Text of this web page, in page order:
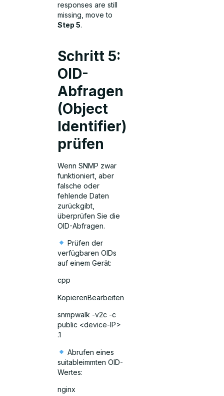
responses are still
missing, move to
Step 5.
Schritt 5:
OID-
Abfragen
(Object
Identifier)
prüfen
Wenn SNMP zwar
funktioniert, aber
falsche oder
fehlende Daten
zurückgibt,
überprüfen Sie die
OID-Abfragen.
Prüfen der
verfügbaren OIDs
auf einem Gerät:
cpp
KopierenBearbeiten
snmpwalk -v2c -c
public <device-IP>
.1
Abrufen eines
suitableimmten OID-
Wertes:
nginx